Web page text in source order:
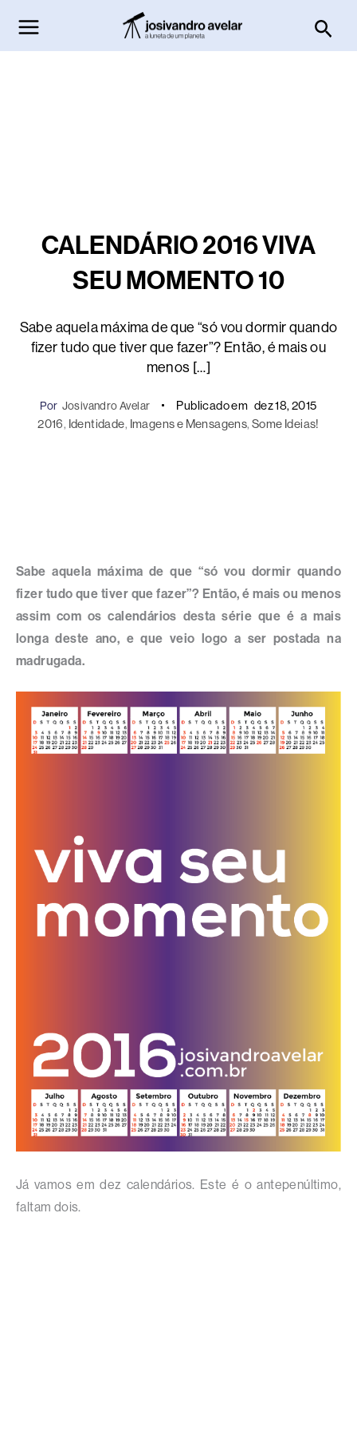
para
o
CALENDÁRIO 2016 VIVA
SEU MOMENTO 10
Sabe aquela máxima de que “só vou dormir quando
fizer tudo que tiver que fazer”? Então, é mais ou
menos […]
Por Josivandro Avelar Publicado em dez 18, 2015
2016, Identidade, Imagens e Mensagens, Some Ideias!
Sabe aquela máxima de que “só vou dormir quando
fizer tudo que tiver que fazer”? Então, é mais ou menos
assim com os calendários desta série que é a mais
longa deste ano, e que veio logo a ser postada na
madrugada.
Já vamos em dez calendários. Este é o antepenúltimo,
faltam dois.